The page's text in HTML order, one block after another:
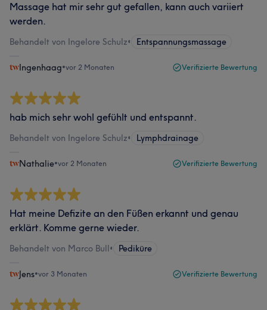
Massage hat mir sehr gut gefallen, kann auch variiert
werden.
Behandelt von Ingelore Schulz• Entspannungsmassage
Ingenhaag•vor 2 Monaten Verifizierte Bewertung
hab mich sehr wohl gefühlt und entspannt.
Behandelt von Ingelore Schulz• Lymphdrainage
Nathalie•vor 2 Monaten Verifizierte Bewertung
Hat meine Defizite an den Füßen erkannt und genau
erklärt. Komme gerne wieder.
Behandelt von Marco Bull• Pediküre
Jens•vor 3 Monaten Verifizierte Bewertung